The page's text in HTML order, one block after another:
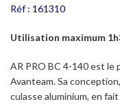
Réf : 161310
Utilisation maximum
AR PRO BC 4-140 est le
Avanteam. Sa
culasse aluminium, en